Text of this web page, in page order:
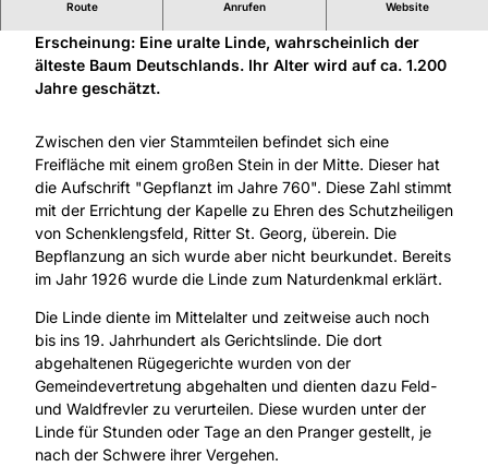
Route Anrufen Website
Erscheinung: Eine uralte Linde, wahrscheinlich der
älteste Baum Deutschlands. Ihr Alter wird auf ca. 1.200
Jahre geschätzt.
Zwischen den vier Stammteilen befindet sich eine
Freifläche mit einem großen Stein in der Mitte. Dieser hat
die Aufschrift "Gepflanzt im Jahre 760". Diese Zahl stimmt
mit der Errichtung der Kapelle zu Ehren des Schutzheiligen
von Schenklengsfeld, Ritter St. Georg, überein. Die
Bepflanzung an sich wurde aber nicht beurkundet. Bereits
im Jahr 1926 wurde die Linde zum Naturdenkmal erklärt.
Die Linde diente im Mittelalter und zeitweise auch noch
bis ins 19. Jahrhundert als Gerichtslinde. Die dort
abgehaltenen Rügegerichte wurden von der
Gemeindevertretung abgehalten und dienten dazu Feld-
und Waldfrevler zu verurteilen. Diese wurden unter der
Linde für Stunden oder Tage an den Pranger gestellt, je
nach der Schwere ihrer Vergehen.